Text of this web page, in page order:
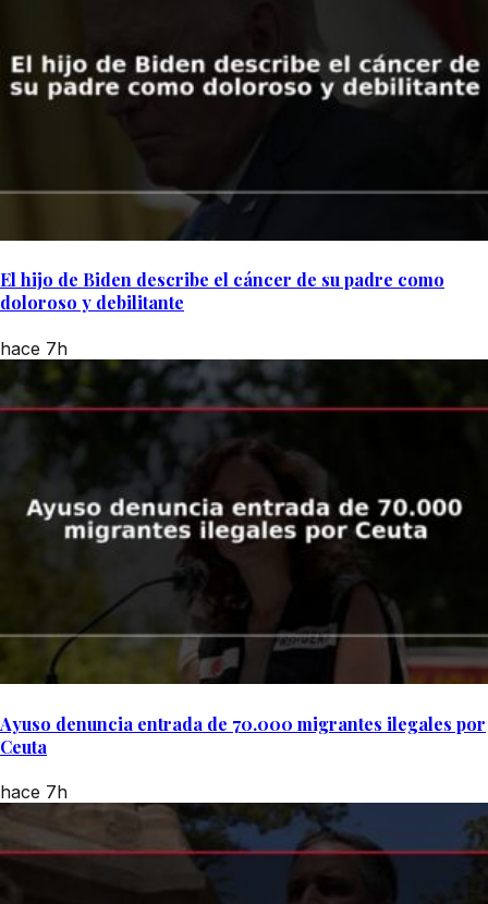
El hijo de Biden describe el cáncer de su padre como
doloroso y debilitante
hace 7h
Ayuso denuncia entrada de 70.000 migrantes ilegales por
Ceuta
hace 7h